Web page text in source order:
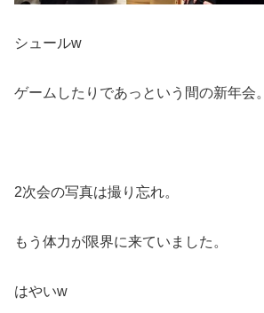
シュールw
ゲームしたりであっという間の新年会。
2次会の写真は撮り忘れ。
もう体力が限界に来ていました。
はやいw